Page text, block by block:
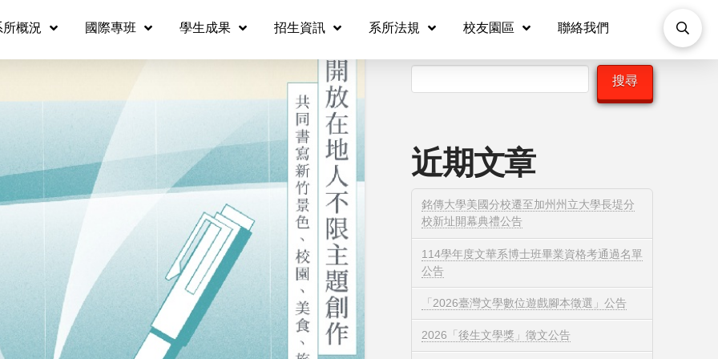
所概況 國際專班 學生成果 招生資訊 系所法規 校友園區 聯絡我們
搜尋
近期文章
銘傳大學美國分校遷至加州州立大學長堤分
校新址開幕典禮公告
114學年度文華系博士班畢業資格考通過名單
公告
「2026臺灣文學數位遊戲腳本徵選」公告
2026「後生文學獎」徵文公告